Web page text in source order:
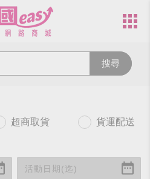
搜尋
超商取貨 貨運配送